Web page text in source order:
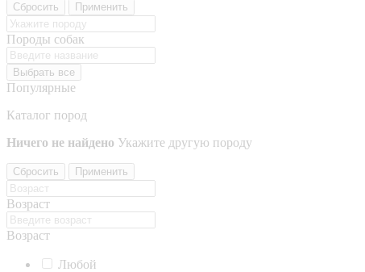
Сбросить Применить
Породы собак
Выбрать все
Популярные
Каталог пород
Ничего не найдено Укажите другую породу
Сбросить Применить
Возраст
Возраст
Любой